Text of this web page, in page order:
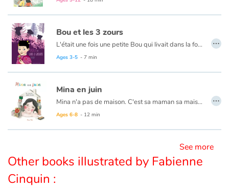
Blog
Learn french with Storyplay'r
Reading for children
Activities and workshops
Dyslexia and reading disorders
Bou et les 3 zours
L'était une fois une petite Bou qui livait dans la forest avec sa maïe et son païe. Un jour elle partit caminer dans la forest pour groupir des flores.
Ages 3-5 - 7 min
…
Mina en juin
Mina n'a pas de maison. C'est sa maman sa maison. Chaque matin, Maman part à la recherche d'un toit pour y abriter ses enfants. En vain. Jusqu'au jour où...
Ages 6-8 - 12 min
…
See more
Other books illustrated by Fabienne
Cinquin :